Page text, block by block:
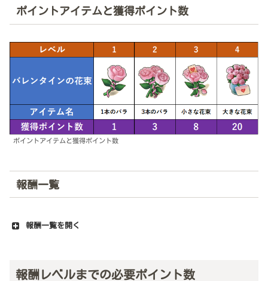
ポイントアイテムと獲得ポイント数
ポイントアイテムと獲得ポイント数
報酬一覧
報酬一覧を開く
報酬レベルまでの必要ポイント数